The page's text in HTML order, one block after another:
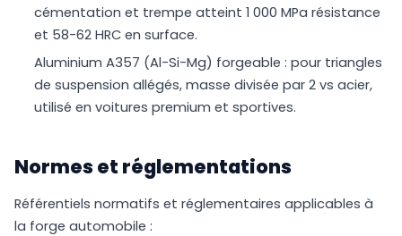
cémentation et trempe atteint 1 000 MPa résistance
et 58-62 HRC en surface.
Aluminium A357 (Al-Si-Mg) forgeable : pour triangles
de suspension allégés, masse divisée par 2 vs acier,
utilisé en voitures premium et sportives.
Normes et réglementations
Référentiels normatifs et réglementaires applicables à
la forge automobile :